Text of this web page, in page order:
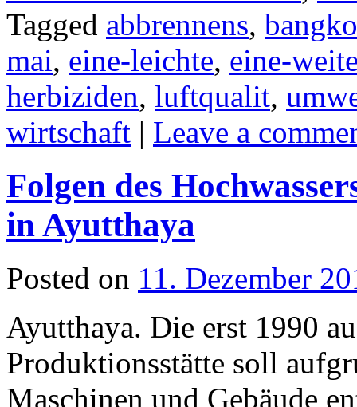
Tagged abbrennens,
mai, eine-leichte, eine-
herbiziden, luftqualit,
wirtschaft | Leave a
Folgen des
in Ayutthaya
Posted on 11. Dezember
Ayutthaya. Die erst 1990
Produktionsstätte soll
Maschinen und Gebäude